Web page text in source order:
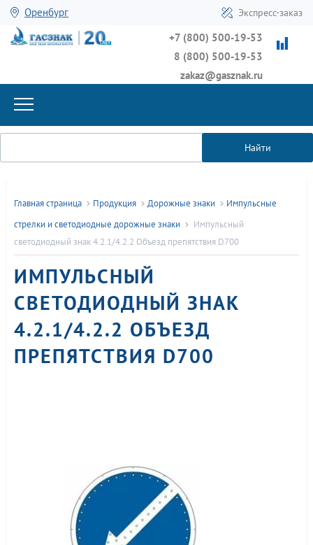
Оренбург Экспресс-заказ
+7 (800) 500-19-53
8 (800) 500-19-53
zakaz@gasznak.ru
Найти
Главная страница Продукция Дорожные знаки
Импульсные
стрелки и светодиодные дорожные знаки
Импульсный
светодиодный знак 4.2.1/4.2.2 Объезд препятствия D700
ИМПУЛЬСНЫЙ
СВЕТОДИОДНЫЙ ЗНАК
4.2.1/4.2.2 ОБЪЕЗД
ПРЕПЯТСТВИЯ D700